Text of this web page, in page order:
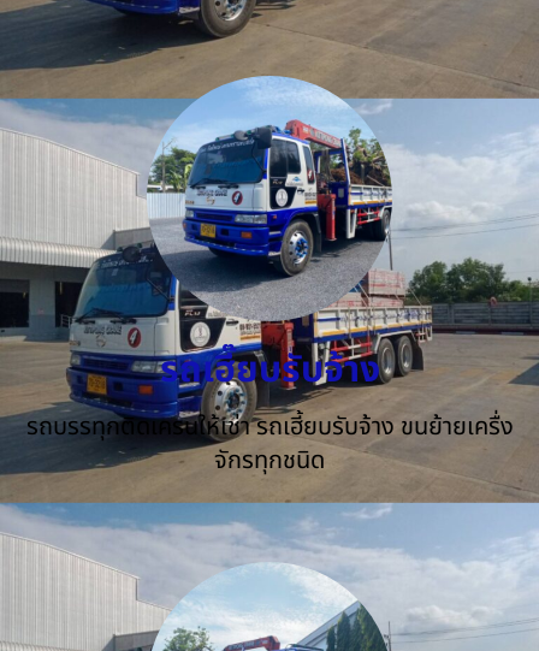
รถเฮี๊ยบรับจ้าง
รถบรรทุกติดเครนให้เช่า รถเฮี้ยบรับจ้าง ขนย้ายเครื่ง
จักรทุกชนิด